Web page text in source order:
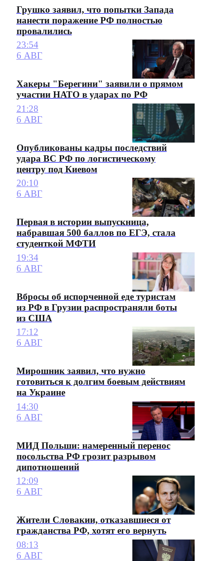
Грушко заявил, что попытки Запада
нанести поражение РФ полностью
провалились
23:54
6 АВГ
Хакеры "Берегини" заявили о прямом
участии НАТО в ударах по РФ
21:28
6 АВГ
Опубликованы кадры последствий
удара ВС РФ по логистическому
центру под Киевом
20:10
6 АВГ
Первая в истории выпускница,
набравшая 500 баллов по ЕГЭ, стала
студенткой МФТИ
19:34
6 АВГ
Вбросы об испорченной еде туристам
из РФ в Грузии распространяли боты
из США
17:12
6 АВГ
Мирошник заявил, что нужно
готовиться к долгим боевым действиям
на Украине
14:30
6 АВГ
МИД Польши: намеренный перенос
посольства РФ грозит разрывом
дипотношений
12:09
6 АВГ
Жители Словакии, отказавшиеся от
гражданства РФ, хотят его вернуть
08:13
6 АВГ